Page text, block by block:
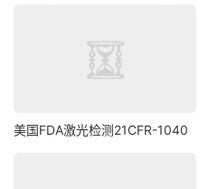
美国FDA激光检测21CFR-1040